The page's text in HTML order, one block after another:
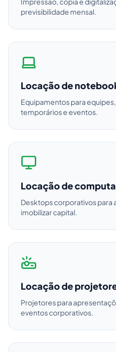
previsibilidade mensal.
Locação de
Equipamentos para
temporários e eventos.
Locação de
Desktops corporativos para
imobilizar capital.
Locação de
Projetores para
eventos corporativos.